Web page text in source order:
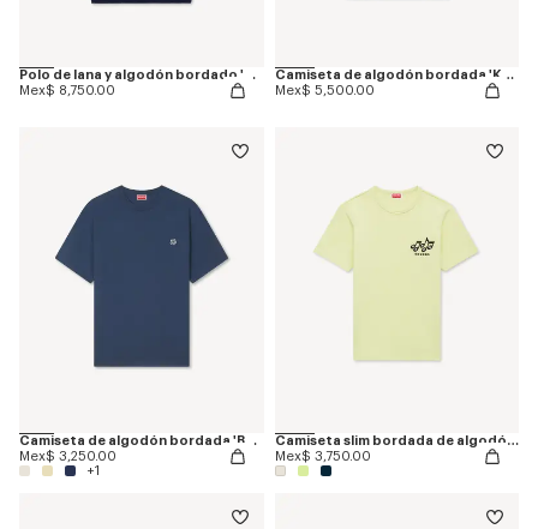
Polo de lana y algodón bordado 'KENZO Tulip'
Mex$ 8,750.00
Camiseta de algodón bordada 'KENZO Tulip'
Mex$ 5,500.00
Camiseta de algodón bordada 'Boke Flower'
Mex$ 3,250.00
+1
Camiseta slim bordada de algodón 'KENZO Sounds'
Mex$ 3,750.00